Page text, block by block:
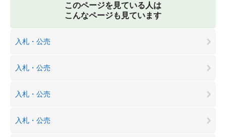
このページを見ている人は
こんなページも見ています
入札・公売
入札・公売
入札・公売
入札・公売